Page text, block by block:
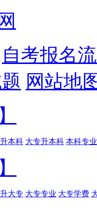
自考报名
网站地
本科 大专升本科 本科专业
大专 大专专业 大专学费